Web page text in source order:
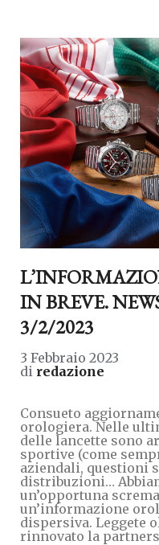
IN BREVE.
3/2/2023
3 Febbraio 2023
di redazione
Consueto
orologiera. Nelle
delle lancette sono
sportive (come
aziendali, questioni
distribuzioni…
un’opportuna
un’informazione
dispersiva. Leggete
rinnovato la